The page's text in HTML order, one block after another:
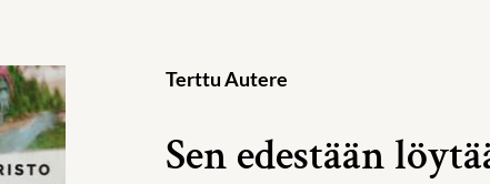
Terttu Autere
Sen edestään